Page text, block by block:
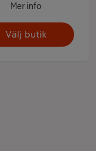
Mer info
Välj butik